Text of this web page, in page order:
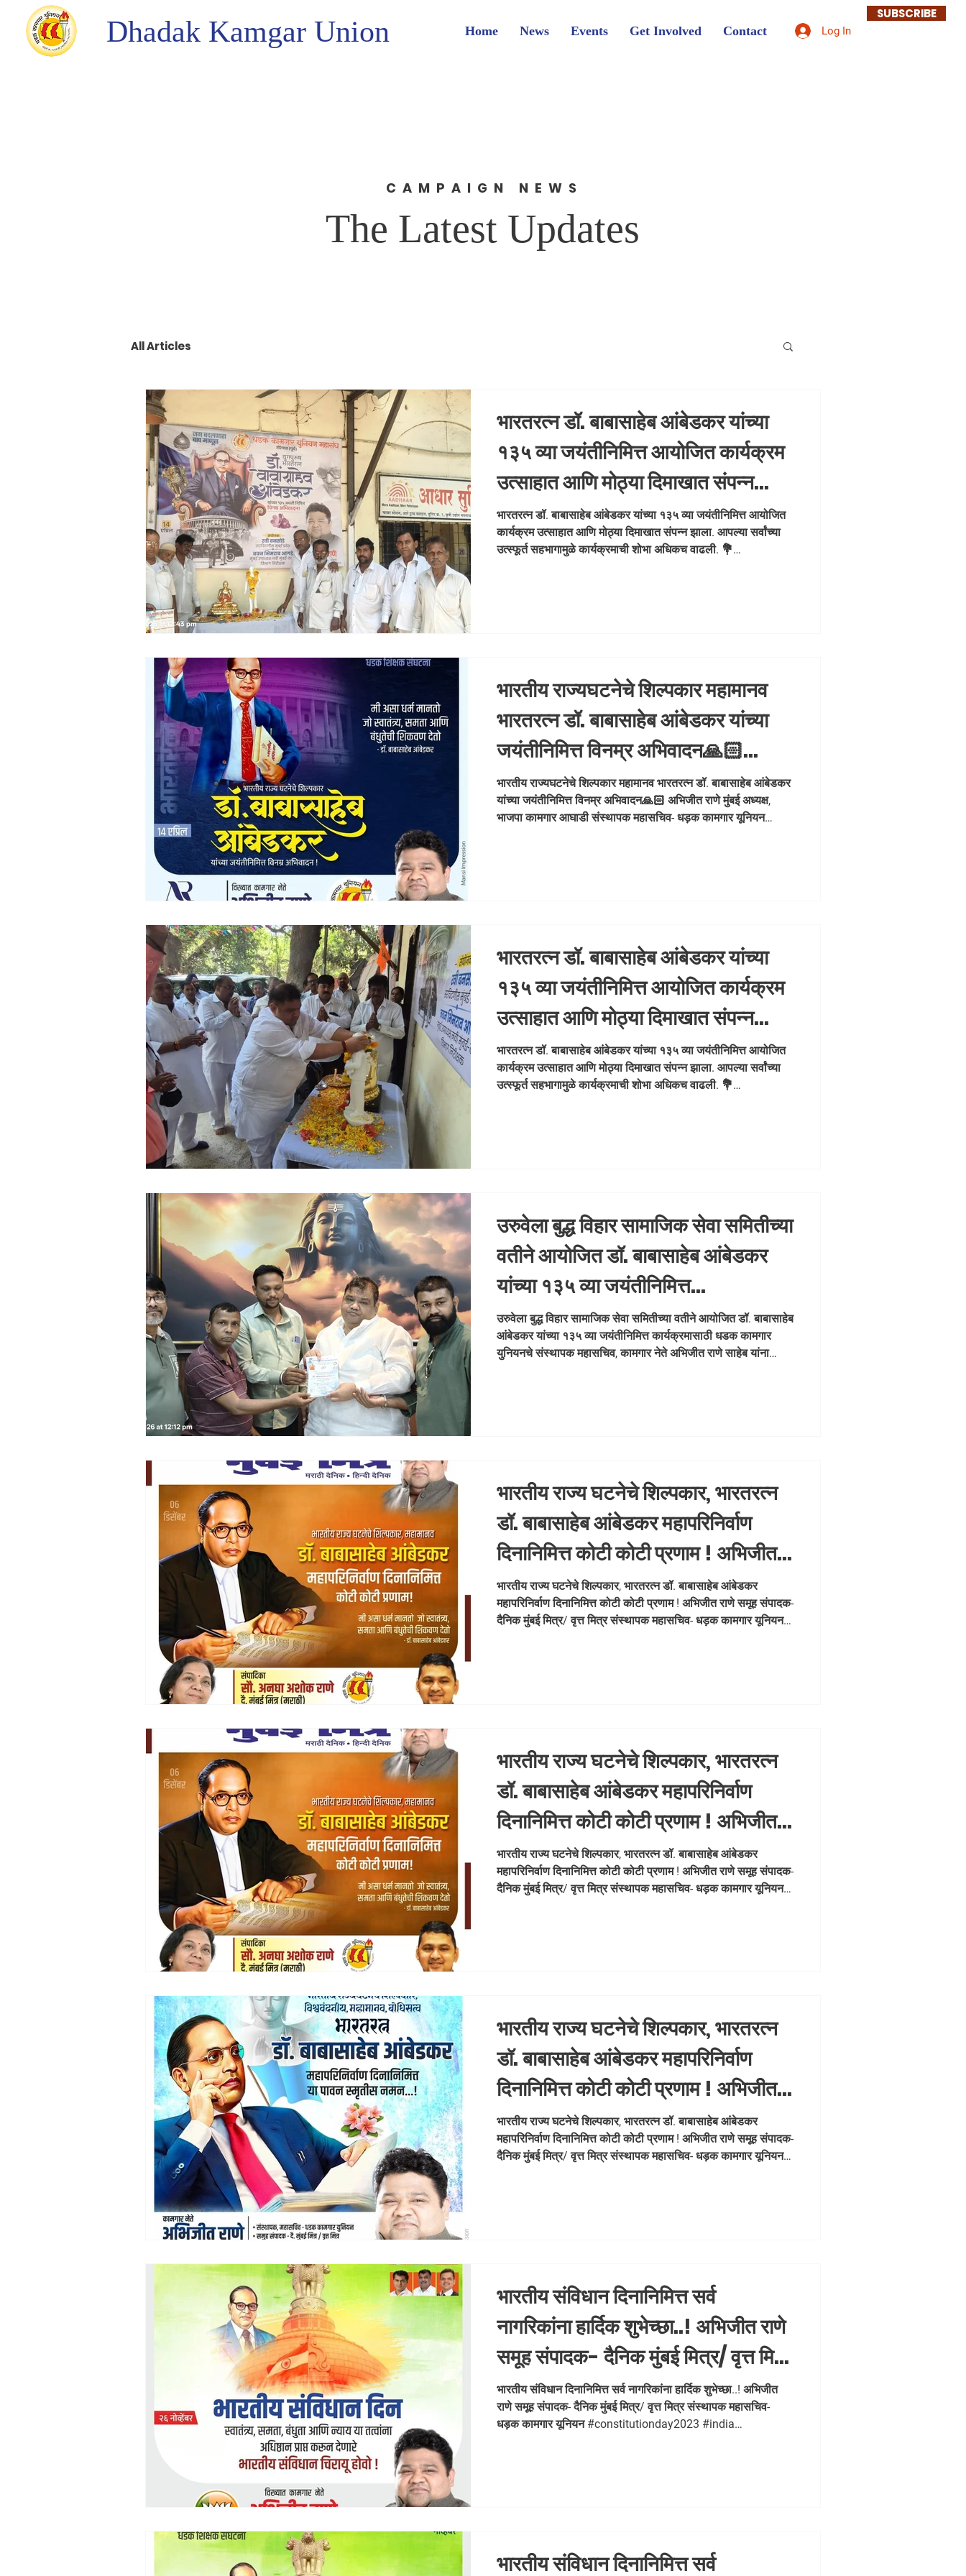
Dhadak Kamgar Union Home News Events Get Involved Contact Log In
SUBSCRIBE
CAMPAIGN NEWS
The Latest Updates
All Articles
भारतरत्न डॉ. बाबासाहेब आंबेडकर यांच्या
१३५ व्या जयंतीनिमित्त आयोजित कार्यक्रम
उत्साहात आणि मोठ्या दिमाखात संपन्न
झाला. आपल्या सर्वांच्या उत्स्फूर्त सहभागामुळे
कार्यक्रमाची शोभा अधिकच वाढली. 💐
भारतरत्न डॉ. बाबासाहेब आंबेडकर यांच्या १३५ व्या जयंतीनिमित्त आयोजित
कार्यक्रम उत्साहात आणि मोठ्या दिमाखात संपन्न झाला. आपल्या सर्वांच्या
उत्स्फूर्त सहभागामुळे कार्यक्रमाची शोभा अधिकच वाढली. 💐
भारतीय राज्यघटनेचे शिल्पकार महामानव
भारतरत्न डॉ. बाबासाहेब आंबेडकर यांच्या
जयंतीनिमित्त विनम्र अभिवादन🙏🏻
अभिजीत राणे मुंबई अध्यक्ष, भाजपा कामगार
आघाडी संस्थापक महासचिव- धड़क
भारतीय राज्यघटनेचे शिल्पकार महामानव भारतरत्न डॉ. बाबासाहेब आंबेडकर
यांच्या जयंतीनिमित्त विनम्र अभिवादन🙏🏻 अभिजीत राणे मुंबई अध्यक्ष,
भाजपा कामगार आघाडी संस्थापक महासचिव- धड़क कामगार यूनियन
भारतरत्न डॉ. बाबासाहेब आंबेडकर यांच्या
१३५ व्या जयंतीनिमित्त आयोजित कार्यक्रम
उत्साहात आणि मोठ्या दिमाखात संपन्न
झाला. आपल्या सर्वांच्या उत्स्फूर्त सहभागामुळे
कार्यक्रमाची शोभा अधिकच वाढली. 💐
भारतरत्न डॉ. बाबासाहेब आंबेडकर यांच्या १३५ व्या जयंतीनिमित्त आयोजित
कार्यक्रम उत्साहात आणि मोठ्या दिमाखात संपन्न झाला. आपल्या सर्वांच्या
उत्स्फूर्त सहभागामुळे कार्यक्रमाची शोभा अधिकच वाढली. 💐
उरुवेला बुद्ध विहार सामाजिक सेवा समितीच्या
वतीने आयोजित डॉ. बाबासाहेब आंबेडकर
यांच्या १३५ व्या जयंतीनिमित्त
कार्यक्रमासाठी धडक कामगार युनियनचे
संस्थापक महासचिव, कामगार नेते अभिजीत
उरुवेला बुद्ध विहार सामाजिक सेवा समितीच्या वतीने आयोजित डॉ. बाबासाहेब
आंबेडकर यांच्या १३५ व्या जयंतीनिमित्त कार्यक्रमासाठी धडक कामगार
युनियनचे संस्थापक महासचिव, कामगार नेते अभिजीत राणे साहेब यांना
भारतीय राज्य घटनेचे शिल्पकार, भारतरत्न
डॉ. बाबासाहेब आंबेडकर महापरिनिर्वाण
दिनानिमित्त कोटी कोटी प्रणाम ! अभिजीत
राणे समूह संपादक- दैनिक मुंबई मित्र/ वृत्त
मित्र संस्थापक महासचिव- धड़क कामगार
भारतीय राज्य घटनेचे शिल्पकार, भारतरत्न डॉ. बाबासाहेब आंबेडकर
महापरिनिर्वाण दिनानिमित्त कोटी कोटी प्रणाम ! अभिजीत राणे समूह संपादक-
दैनिक मुंबई मित्र/ वृत्त मित्र संस्थापक महासचिव- धड़क कामगार यूनियन
भारतीय राज्य घटनेचे शिल्पकार, भारतरत्न
डॉ. बाबासाहेब आंबेडकर महापरिनिर्वाण
दिनानिमित्त कोटी कोटी प्रणाम ! अभिजीत
राणे समूह संपादक- दैनिक मुंबई मित्र/ वृत्त
मित्र संस्थापक महासचिव- धड़क कामगार
भारतीय राज्य घटनेचे शिल्पकार, भारतरत्न डॉ. बाबासाहेब आंबेडकर
महापरिनिर्वाण दिनानिमित्त कोटी कोटी प्रणाम ! अभिजीत राणे समूह संपादक-
दैनिक मुंबई मित्र/ वृत्त मित्र संस्थापक महासचिव- धड़क कामगार यूनियन
भारतीय राज्य घटनेचे शिल्पकार, भारतरत्न
डॉ. बाबासाहेब आंबेडकर महापरिनिर्वाण
दिनानिमित्त कोटी कोटी प्रणाम ! अभिजीत
राणे समूह संपादक- दैनिक मुंबई मित्र/ वृत्त
मित्र संस्थापक महासचिव- धड़क कामगार
भारतीय राज्य घटनेचे शिल्पकार, भारतरत्न डॉ. बाबासाहेब आंबेडकर
महापरिनिर्वाण दिनानिमित्त कोटी कोटी प्रणाम ! अभिजीत राणे समूह संपादक-
दैनिक मुंबई मित्र/ वृत्त मित्र संस्थापक महासचिव- धड़क कामगार यूनियन
भारतीय संविधान दिनानिमित्त सर्व
नागरिकांना हार्दिक शुभेच्छा..! अभिजीत राणे
समूह संपादक- दैनिक मुंबई मित्र/ वृत्त मित्र
संस्थापक महासचिव- धड़क कामगार
यूनियन #constitutionday2023
भारतीय संविधान दिनानिमित्त सर्व नागरिकांना हार्दिक शुभेच्छा..! अभिजीत
राणे समूह संपादक- दैनिक मुंबई मित्र/ वृत्त मित्र संस्थापक महासचिव-
धड़क कामगार यूनियन #constitutionday2023 #india
भारतीय संविधान दिनानिमित्त सर्व